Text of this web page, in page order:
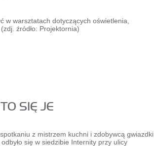
w warsztatach dotyczących oświetlenia,
źródło: Projektornia)
SIĘ JE
z mistrzem kuchni i zdobywcą gwiazdki
się w siedzibie Internity przy ulicy